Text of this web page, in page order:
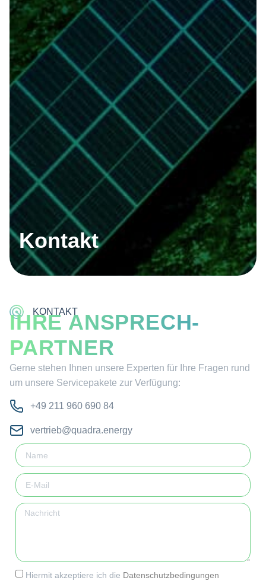
Kontakt
KONTAKT
IHRE ANSPRECH­
PARTNER
Gerne stehen Ihnen unsere Experten für Ihre Fragen rund
um unsere Servicepakete zur Verfügung:
+49 211 960 690 84
vertrieb@quadra.energy
Hiermit akzeptiere ich die Datenschutz­bedingungen